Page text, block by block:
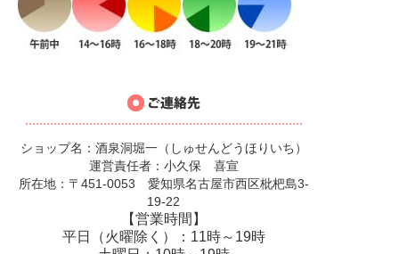
ショップ名：酒泉洞堀一（しゅせんどうほりいち）
運営責任者：小久保 喜宣
所在地：〒451-0053 愛知県名古屋市西区枇杷島3-
19-22
【営業時間】
平日（火曜除く）：11時～19時